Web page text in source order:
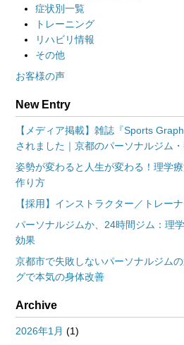
症状別一覧
トレーニング
リハビリ情報
その他
お客様の声
New Entry
【メディア掲載】雑誌『Sports
されました｜京都のパーソナルジム
姿勢が変わると人生が変わる！理学
作り方
【採用】インストラクター／トレー
パーソナルジムか、24時間ジム：理
効果
京都市で失敗しないパーソナルジム
グで本気の身体改善
Archive
2026年1月 (1)